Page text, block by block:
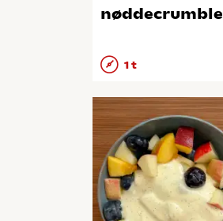
nøddecrumble
1 t